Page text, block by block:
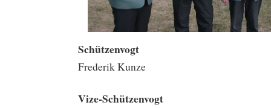
Schützenvogt
Frederik Kunze
Vize-Schützenvogt